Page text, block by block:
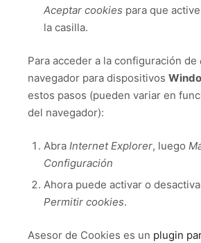
Aceptar cookies para que
la casilla.
Para acceder a la configuración de
navegador para dispositivos
estos pasos (pueden variar en
del navegador):
Abra Internet Explorer, luego
Configuración
Ahora puede activar o
Permitir cookies.
Asesor de Cookies es un plugin